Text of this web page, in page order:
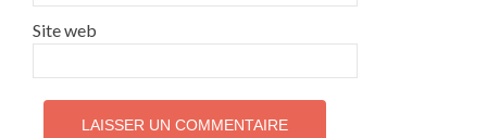
Site web